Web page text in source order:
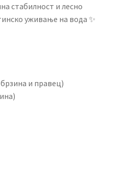
стабилност и лесно
уживање на вода ✨
и правец)